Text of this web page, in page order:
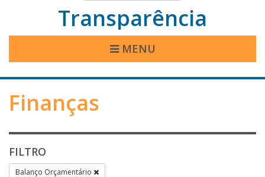
Transparência
MENU
Finanças
FILTRO
Balanço Orçamentário